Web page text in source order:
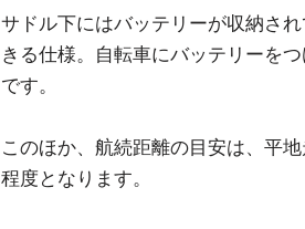
サドル下にはバッテリーが収納さ
きる仕様。自転車にバッテリーを
です。
このほか、航続距離の目安は、平
程度となります。